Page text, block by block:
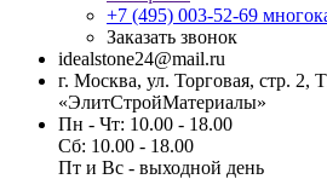
+7 (495) 003-52-69
Заказать звонок
idealstone24@mail.ru
г. Москва, ул. Торговая, стр. 2,
«ЭлитСтройМатериалы»
Пн - Чт: 10.00 - 18.00
Сб: 10.00 - 18.00
Пт и Вс - выходной день